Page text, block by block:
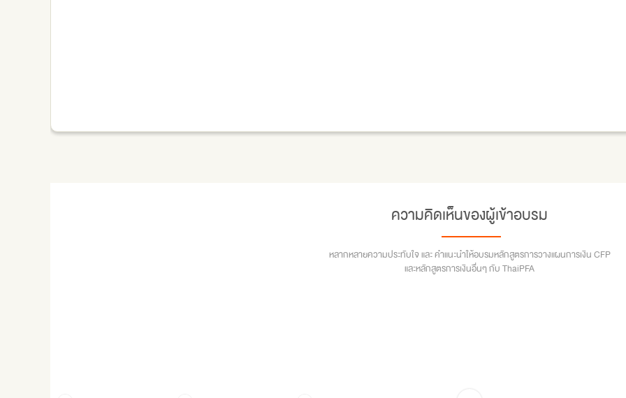
ความคิดเห็นของผู้เข้าอบรม
หลากหลายความประทับใจ และ คำแนะนำให้อบรมหลักสูตรการวางแผนการเงิน CFP
และหลักสูตรการเงินอื่นๆ กับ ThaiPFA